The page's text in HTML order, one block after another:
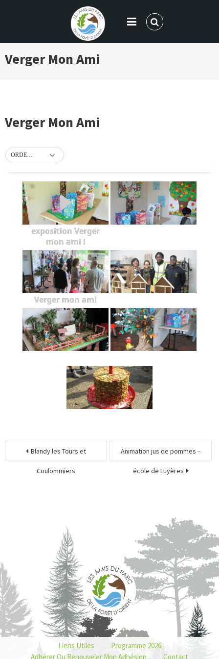
LES AMIS DU PARC DE LA FORÊT
D'ORIENT
Verger Mon Ami
Verger Mon Ami
ORDER BY DEFAULT
exposition Verger
mon ami !
Verger mon ami
Blandy les Tours et
Coulommiers
Animation jus de pommes –
école de Luyères
Liens Utiles
Programme 2026
Adhérer Ou Renouveler Mon Adhésion
Contact